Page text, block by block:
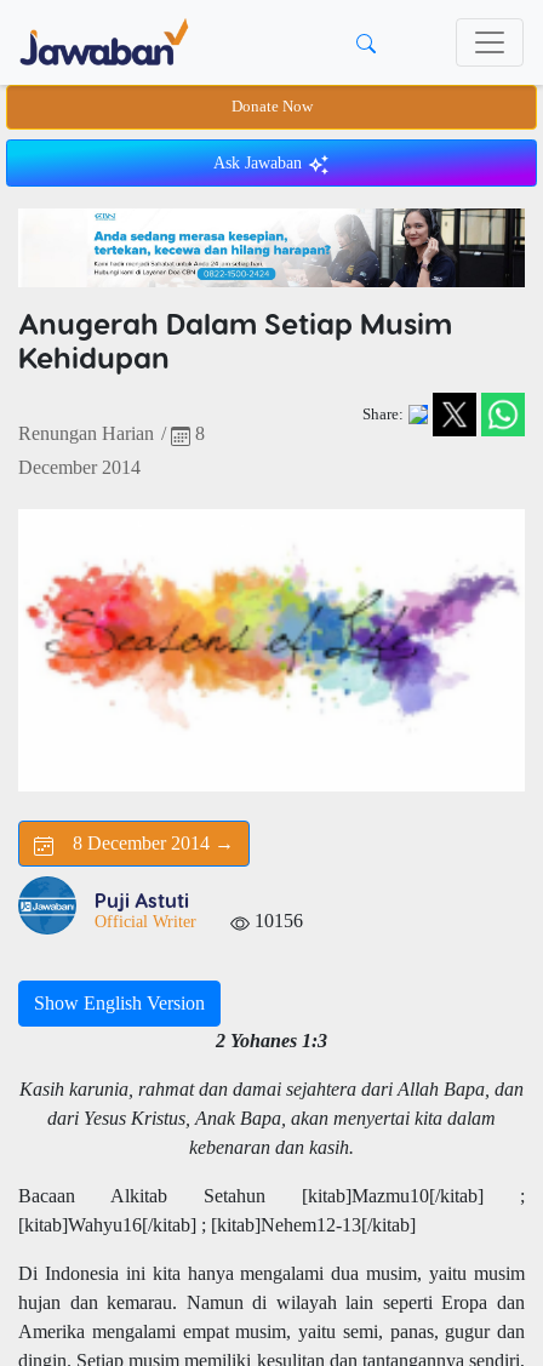
Donate Now
Ask Jawaban
Anugerah Dalam Setiap Musim
Kehidupan
Renungan Harian /
8
December 2014
Share:
8 December 2014 →
Puji Astuti
Official Writer 10156
Show English Version
2 Yohanes 1:3
Kasih karunia, rahmat dan damai sejahtera dari Allah Bapa, dan
dari Yesus Kristus, Anak Bapa, akan menyertai kita dalam
kebenaran dan kasih.
Bacaan Alkitab Setahun [kitab]Mazmu10[/kitab] ;
[kitab]Wahyu16[/kitab] ; [kitab]Nehem12-13[/kitab]
Di Indonesia ini kita hanya mengalami dua musim, yaitu musim
hujan dan kemarau. Namun di wilayah lain seperti Eropa dan
Amerika mengalami empat musim, yaitu semi, panas, gugur dan
dingin. Setiap musim memiliki kesulitan dan tantangannya sendiri,